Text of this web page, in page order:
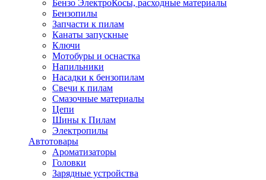
Бензо ЭлектроКосы, расходные материалы
Бензопилы
Запчасти к пилам
Канаты запускные
Ключи
Мотобуры и оснастка
Напильники
Насадки к бензопилам
Свечи к пилам
Смазочные материалы
Цепи
Шины к Пилам
Электропилы
Автотовары
Ароматизаторы
Головки
Зарядные устройства